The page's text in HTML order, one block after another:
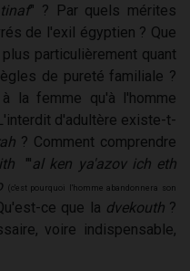
" ? Par quels mérites
de l'exil égyptien ? Que
particulièrement quant
de pureté familiale ?
la femme qu'à l'homme
d'adultère existe-t-
? Comment comprendre
"'al ken ya'azov ich eth
( c'est pourquoi l'homme abandonnera son
ce que la dvekouth?
voire indispensable,